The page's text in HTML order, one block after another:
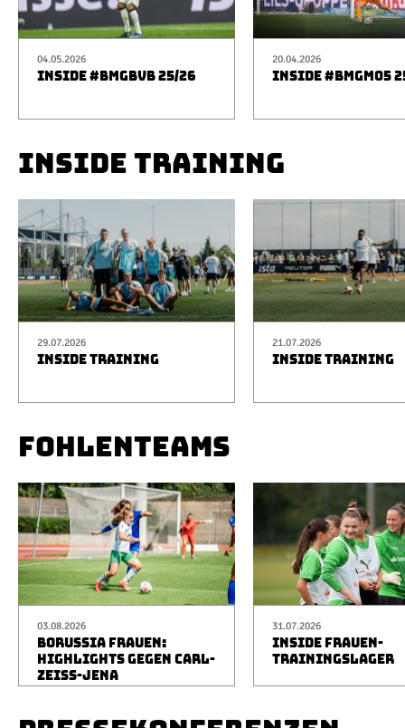
04.05.2026
INSIDE #BMGBVB 25/26
20.04.2026
INSIDE #BMGM05
INSIDE TRAINING
29.07.2026
INSIDE TRAINING
21.07.2026
INSIDE TRAINING
FOHLENTEAMS
03.08.2026
BORUSSIA FRAUEN:
HIGHLIGHTS GEGEN CARL-
ZEISS-JENA
31.07.2026
INSIDE FRAUEN-
TRAININGSLAGER